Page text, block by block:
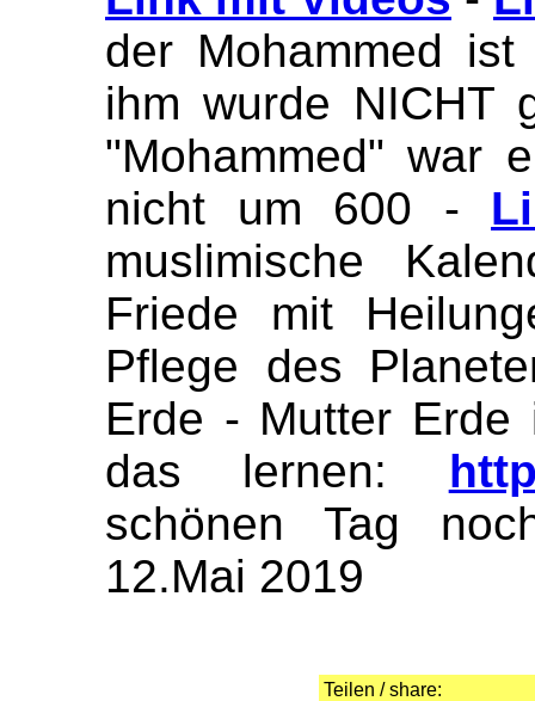
der Mohammed
ihm wurde NICHT
"Mohammed" war
nicht um 600 -
muslimische
Friede mit
Pflege des
Erde - Mutter
das lernen:
schönen Tag
12.Mai 2019
Teilen / share: